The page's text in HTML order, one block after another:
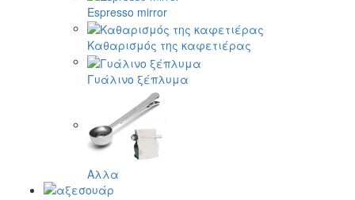
Espresso mirror
Καθαρισμός της καφετιέρας
Γυάλινο ξέπλυμα
Αλλα